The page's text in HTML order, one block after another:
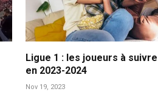
Ligue 1 : les joueurs à suivre
en 2023-2024
Nov 19, 2023